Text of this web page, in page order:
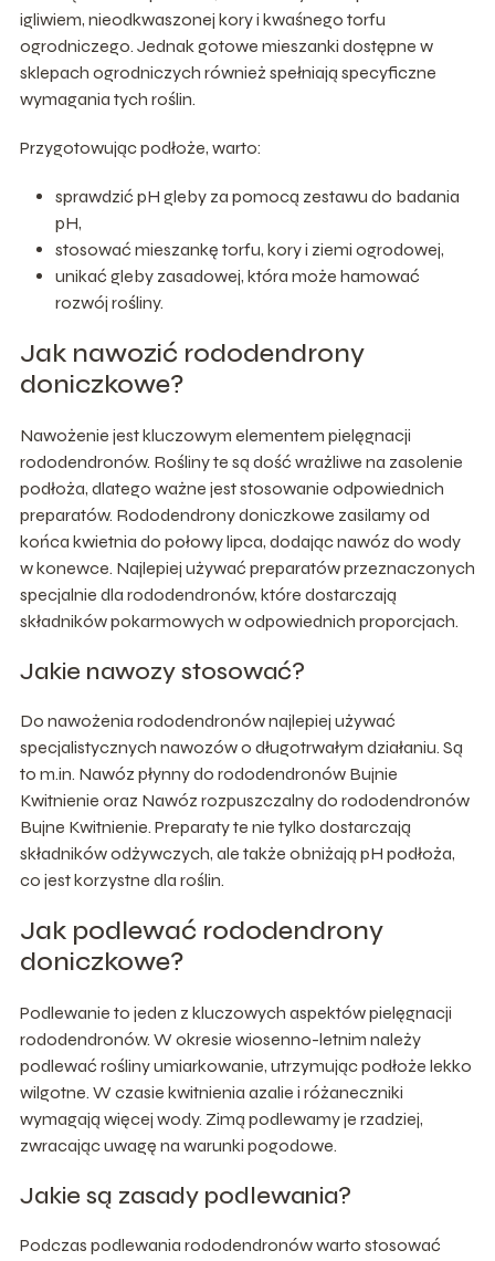
igliwiem, nieodkwaszonej kory i kwaśnego torfu
ogrodniczego. Jednak gotowe mieszanki dostępne w
sklepach ogrodniczych również spełniają specyficzne
wymagania tych roślin.
Przygotowując podłoże, warto:
sprawdzić pH gleby za pomocą zestawu do badania
pH,
stosować mieszankę torfu, kory i ziemi ogrodowej,
unikać gleby zasadowej, która może hamować
rozwój rośliny.
Jak nawozić rododendrony
doniczkowe?
Nawożenie jest kluczowym elementem pielęgnacji
rododendronów. Rośliny te są dość wrażliwe na zasolenie
podłoża, dlatego ważne jest stosowanie odpowiednich
preparatów. Rododendrony doniczkowe zasilamy od
końca kwietnia do połowy lipca, dodając nawóz do wody
w konewce. Najlepiej używać preparatów przeznaczonych
specjalnie dla rododendronów, które dostarczają
składników pokarmowych w odpowiednich proporcjach.
Jakie nawozy stosować?
Do nawożenia rododendronów najlepiej używać
specjalistycznych nawozów o długotrwałym działaniu. Są
to m.in. Nawóz płynny do rododendronów Bujnie
Kwitnienie oraz Nawóz rozpuszczalny do rododendronów
Bujne Kwitnienie. Preparaty te nie tylko dostarczają
składników odżywczych, ale także obniżają pH podłoża,
co jest korzystne dla roślin.
Jak podlewać rododendrony
doniczkowe?
Podlewanie to jeden z kluczowych aspektów pielęgnacji
rododendronów. W okresie wiosenno-letnim należy
podlewać rośliny umiarkowanie, utrzymując podłoże lekko
wilgotne. W czasie kwitnienia azalie i różaneczniki
wymagają więcej wody. Zimą podlewamy je rzadziej,
zwracając uwagę na warunki pogodowe.
Jakie są zasady podlewania?
Podczas podlewania rododendronów warto stosować